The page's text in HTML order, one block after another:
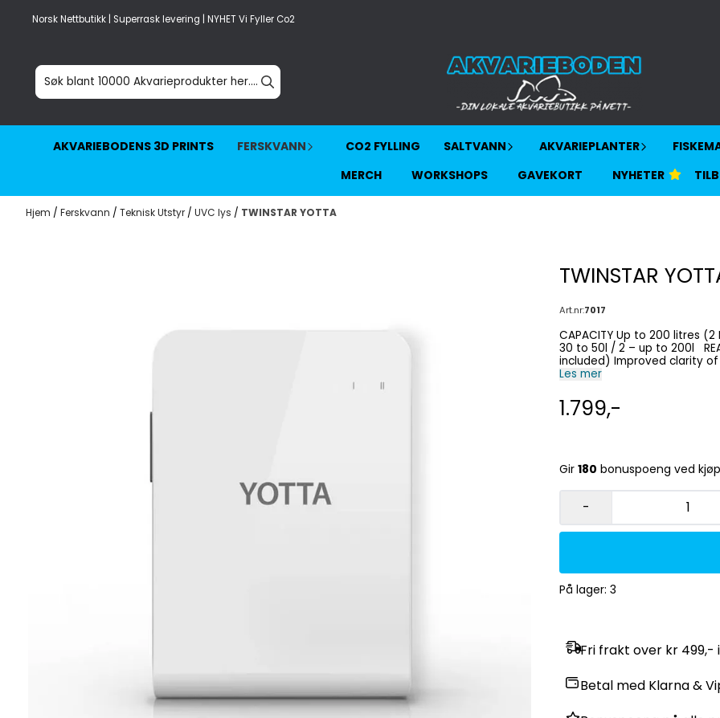
Hopp til innhold
Norsk Nettbutikk | Superrask levering | NYHET Vi Fyller Co2
AKVARIEBODENS 3D PRINTS FERSKVANN CO2 FYLLING SALTVANN AKVARIEPLANTER
MERCH
WORKSHOPS GAVEKORT NYHETER
Hjem / Ferskvann / Teknisk Utstyr / UVC lys / TWINSTAR YOTTA
TWINSTAR
Art.nr:7017
CAPACITY Up to 200 litres (2 Modes); EFFECTIVE 99.9% of sterilising effect MODES 1 –
30 to 50l / 2 – up to 200l REACTOR Reactor M7 OPTIONAL Aquacradle M90 (not
included) Improved clarity of water Fish disease suppression For 50- 200 l tanks For
freshwater aquariums only Improved clarity of water Fish disease suppression For 50-
Les mer
1.799,-
Gir 180 bonuspoeng ved kjøp
-
På lager: 3
Fri frakt over kr 499,-
Betal med Klarna &